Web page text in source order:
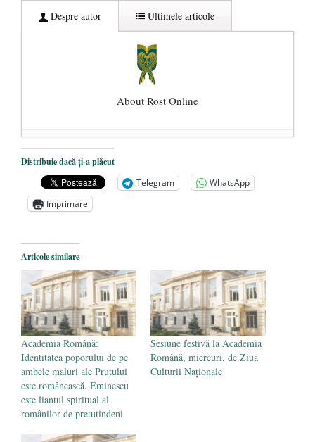
Despre autor Ultimele articole
About Rost Online
Dezvăluiri cutremurătoare despre
președintele Ucrainei, Volodymyr
Zelensky
- 13 mai 2026
Statul care servește Națiunea
Legea Vexler produce efecte. Bustul
poetului Octavian Goga, înlăturat din Iași
- 16 aprilie 2026
Distribuie dacă ți-a plăcut
Telegram
WhatsApp
Imprimare
Articole similare
Academia Română:
Identitatea poporului de pe
ambele maluri ale Prutului
este românească. Eminescu
este liantul spiritual al
românilor de pretutindeni
Sesiune festivă la Academia
Română, miercuri, de Ziua
Culturii Naţionale